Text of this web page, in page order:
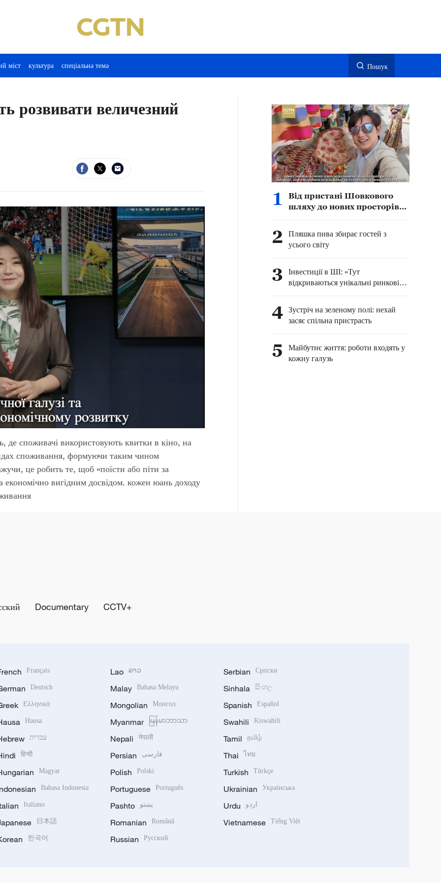
міст культура спеціальна тема Пошук
розвивати величезний
де споживачі використовують квитки в кіно, на
споживання, формуючи таким чином
це робить те, щоб «поїсти або піти за
вигідним досвідом. кожен юань доходу
1
Від пристані Шовкового
шляху до нових просторів
2 Пляшка пива збирає гостей з
усього світу
3 Інвестиції в ШІ: «Тут
відкриваються унікальні ринкові
можливості»
4 Зустріч на зеленому полі: нехай
засяє спільна пристрасть
5
Майбутнє життя: роботи входять у
кожну галузь
Documentary CCTV+
Français
Deutsch
Ελληνικά
Hausa
עברית
हिन्दी
Magyar
Bahasa Indonesia
Italiano
日本語
한국어
Lao ລາວ
Malay Bahasa Melayu
Mongolian Монгол
Myanmar မြန်မာဘာသာ
Nepali नेपाली
Persian فارسی
Polish Polski
Portuguese Português
Pashto پښتو
Romanian Română
Russian Русский
Serbian Српски
Sinhala සිංහල
Spanish Español
Swahili Kiswahili
Tamil தமிழ்
Thai ไทย
Turkish Türkçe
Ukrainian Українська
Urdu اردو
Vietnamese Tiếng Việt